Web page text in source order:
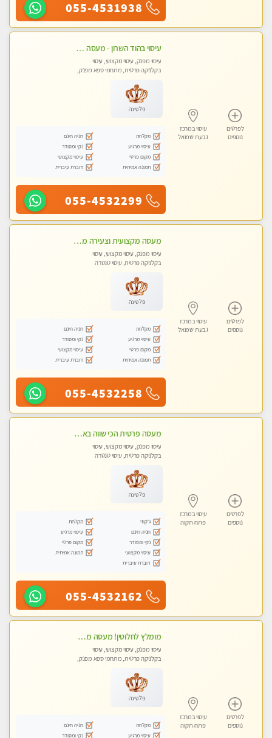
055-4531938
לפרטים
נוספים
עיסוי במרכז
גבעת שמואל
עיסוי בהוד השרון - מעסה חדשה ואיכותית לעיסוי מרגיע ומפנק VIP-מומלץ לחלוטין! פרטי! ​​​​​​ Highly recommended
עיסוי מפנק, עיסוי מקצועי, עיסוי
בקלניקה פרטית, מתחמי ספא מפנק,
פלטינה
מקלחת
חניה חינם
עיסוי מרגיע
נקי ומסודר
מקום פרטי
עיסוי מקצועי
תמונה אמיתית
דוברת עיברית
055-4532299
לפרטים
נוספים
עיסוי במרכז
גבעת שמואל
מעסה מקצועית וצעירה מוזמן לחוויה בלתי נשכחת! מומלץ לחלוטין! כל סוגי העיסויים מעסה מקצועית ואיכותית פרטי!!!
עיסוי מפנק, עיסוי מקצועי, עיסוי
בקלניקה פרטית, עיסוי טנטרה
פלטינה
מקלחת
חניה חינם
עיסוי מרגיע
נקי ומסודר
מקום פרטי
עיסוי מקצועי
תמונה אמיתית
דוברת עיברית
055-4532258
לפרטים
נוספים
עיסוי במרכז
פתח-תקוה
מעסה פרטית הכי שווה באזור המרכז!!!
עיסוי מפנק, עיסוי מקצועי, עיסוי
בקלניקה פרטית, עיסוי טנטרה
פלטינה
ג'קוזי
מקלחת
חניה חינם
עיסוי מרגיע
נקי ומסודר
מקום פרטי
עיסוי מקצועי
תמונה אמיתית
דוברת עיברית
055-4532162
לפרטים
נוספים
עיסוי במרכז
פתח-תקוה
מומלץ לחלוטין! מעסה מקצועית ואיכותית פרטי!!!
עיסוי מפנק, עיסוי מקצועי, עיסוי
בקלניקה פרטית, מתחמי ספא מפנק,
פלטינה
מקלחת
חניה חינם
עיסוי מרגיע
נקי ומסודר